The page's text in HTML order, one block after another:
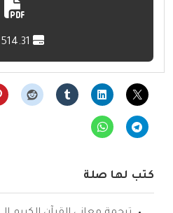
كتب لها صلة